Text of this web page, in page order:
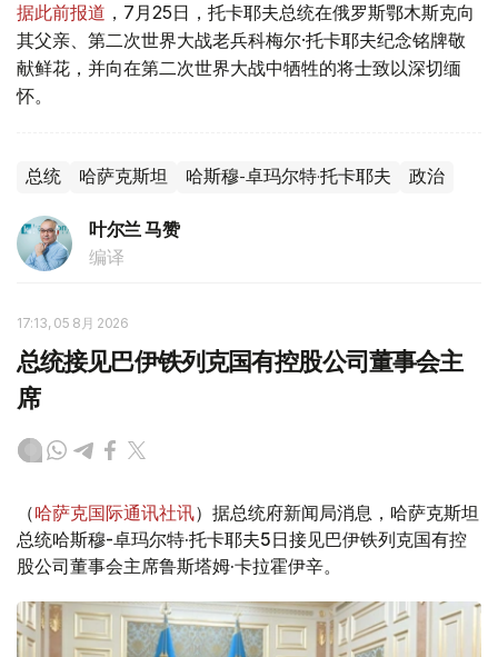
据此前报道 ，7月25日，托卡耶夫总统在俄罗斯鄂木斯克向
其父亲、第二次世界大战老兵科梅尔·托卡耶夫纪念铭牌敬
献鲜花，并向在第二次世界大战中牺牲的将士致以深切缅
怀。
总统 哈萨克斯坦 哈斯穆-卓玛尔特·托卡耶夫 政治
叶尔兰 马赞
编译
17:13, 05 8月 2026
总统接见巴伊铁列克国有控股公司董事会主
席
（哈萨克国际通讯社讯）据总统府新闻局消息，哈萨克斯坦
总统哈斯穆-卓玛尔特·托卡耶夫5日接见巴伊铁列克国有控
股公司董事会主席鲁斯塔姆·卡拉霍伊辛。